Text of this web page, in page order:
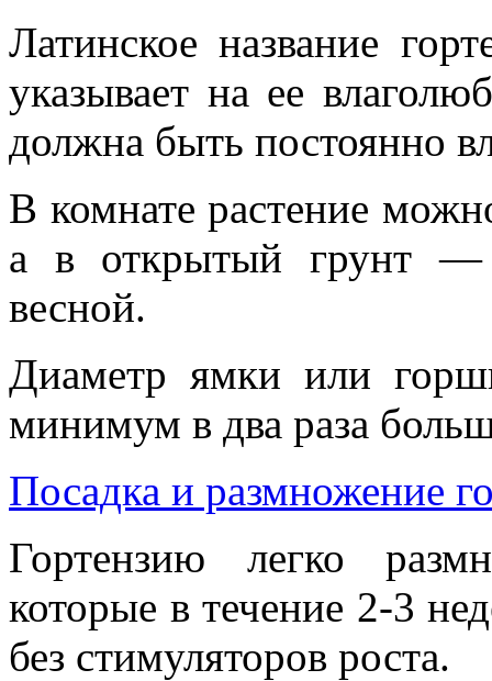
Латинское название
указывает на ее
должна быть постоянно
В комнате растение
а в открытый грунт —
весной.
Диаметр ямки или
минимум в два раза
Посадка и размножение
Гортензию легко
которые в течение 2-3
без стимуляторов роста.